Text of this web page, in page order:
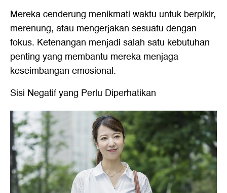
Mereka cenderung menikmati waktu untuk berpikir,
merenung, atau mengerjakan sesuatu dengan
fokus. Ketenangan menjadi salah satu kebutuhan
penting yang membantu mereka menjaga
keseimbangan emosional.
Sisi Negatif yang Perlu Diperhatikan